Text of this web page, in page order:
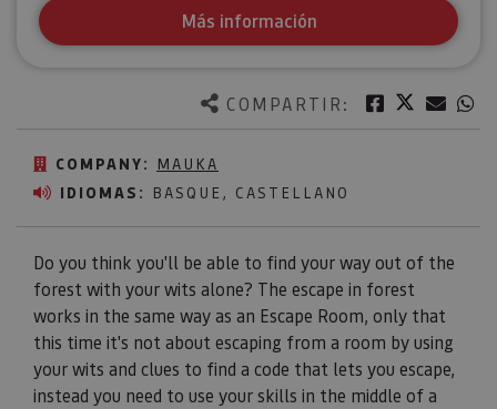
COMPARTIR: Facebook
Twitter
COMPANY: MAUKA
IDIOMAS: BASQUE, CASTELLANO
Do you think you'll be able to find your way out of the
forest with your wits alone? The escape in forest
works in the same way as an Escape Room, only that
this time it's not about escaping from a room by using
your wits and clues to find a code that lets you escape,
instead you need to use your skills in the middle of a
Más información